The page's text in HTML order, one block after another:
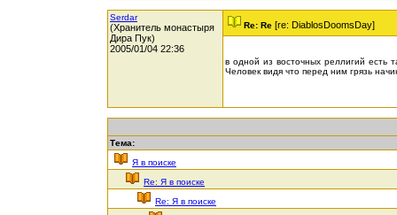
Serdar
(Хранитель монастыря
Дира Пук)
2005/01/04 22:36
Re: Re [re: DiablosDoomsDay]
в одной из восточных реллигий есть
Человек видя что перед ним грязь
Тема:
Я в поиске
Re: Я в поиске
Re: Я в поиске